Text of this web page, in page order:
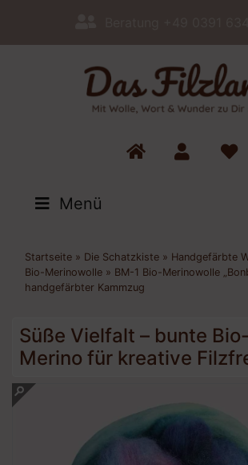
Menü
Startseite » Die Schatzkiste » Handgefärbte
Bio-Merinowolle » BM-1 Bio-Merinowolle
handgefärbter Kammzug
Süße Vielfalt – bunte Bio-
Merino für kreative